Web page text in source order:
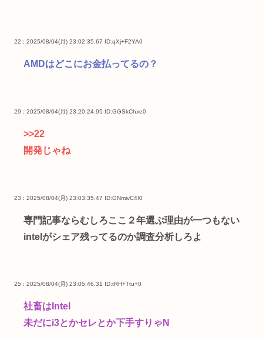
22 : 2025/08/04(月) 23:02:35.67 ID:qXj+F2YA0
AMDはどこにお金払ってるの？
29 : 2025/08/04(月) 23:20:24.95 ID:GGSkChxe0
>>22
開発じゃね
23 : 2025/08/04(月) 23:03:35.47 ID:GNmivC4I0
専門記事ならむしろここ２年選ぶ理由が一つもない
intelがシェア残ってるのか調査分析しろよ
25 : 2025/08/04(月) 23:05:46.31 ID:tRH+Ttu+0
社畜はIntel
未だにi3とかセレとか下手すりゃN